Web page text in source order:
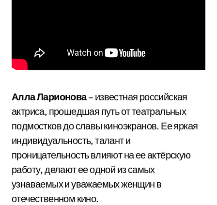
Алла Ларионова– известная российская
актриса, прошедшая путь от театральных
подмостков до славы киноэкранов. Ее яркая
индивидуальность, талант и
проницательность влияют на ее актёрскую
работу, делают ее одной из самых
узнаваемых и уважаемых женщин в
отечественном кино.